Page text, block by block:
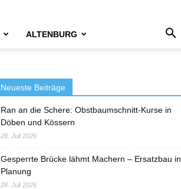
ALTENBURG
Neueste Beiträge
Ran an die Schere: Obstbaumschnitt-Kurse in
Döben und Kössern
28. Juli 2026
Gesperrte Brücke lähmt Machern – Ersatzbau in
Planung
28. Juli 2026